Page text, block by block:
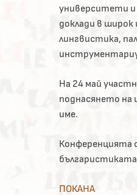
университети и
доклади в
лингвистика,
На 24 май
поднасянето
име.
Конференцията
българистиката
ПОКАНА